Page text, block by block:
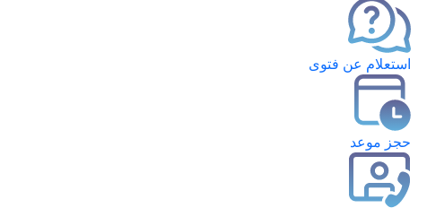
استعلام عن فتوى
حجز موعد